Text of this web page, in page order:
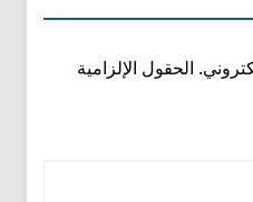
الحقول الإلزامية